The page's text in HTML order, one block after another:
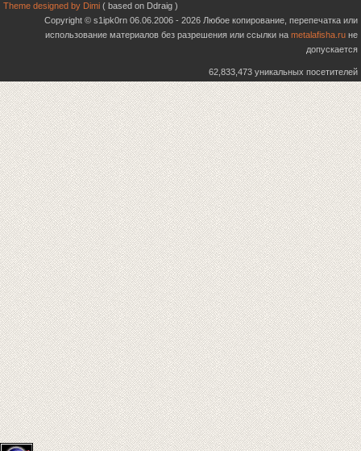
Theme designed by Dimi ( based on Ddraig )
Copyright © s1ipk0rn 06.06.2006 - 2026 Любое копирование, перепечатка или
использование материалов без разрешения или ссылки на metalafisha.ru не
допускается
62,833,473 уникальных посетителей